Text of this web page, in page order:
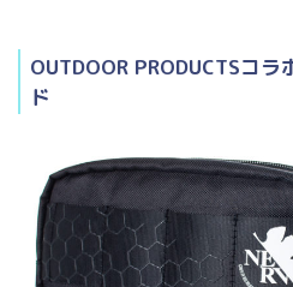
OUTDOOR PRODUCTSコ
ド